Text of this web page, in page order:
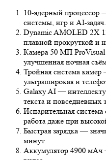
10-ядерный процессор
системы, игр и AI-задач.
Dynamic AMOLED 2X
плавной прокруткой и
Камера 50 МП
улучшенная ночная
Тройная система
ультраширокая и
Galaxy AI —
текста и повседневных
Испарительная
работа даже при
Быстрая зарядка —
минут.
Аккумулятор 4900 мАч